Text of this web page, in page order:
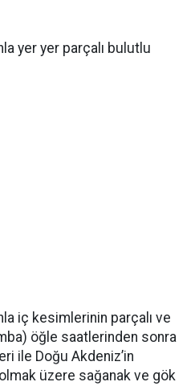
yer yer parçalı bulutlu
iç kesimlerinin parçalı ve
öğle saatlerinden sonra
ile Doğu Akdeniz’in
üzere sağanak ve gök